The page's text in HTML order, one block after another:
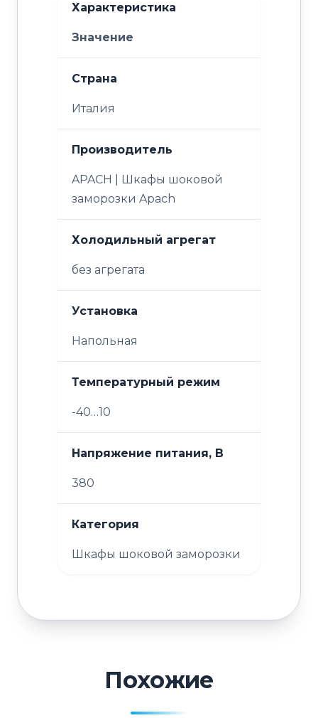
Характеристика
Значение
Страна
Италия
Производитель
APACH | Шкафы шоковой
заморозки Apach
Холодильный агрегат
без агрегата
Установка
Напольная
Температурный режим
-40…10
Напряжение питания, В
380
Категория
Шкафы шоковой заморозки
Похожие